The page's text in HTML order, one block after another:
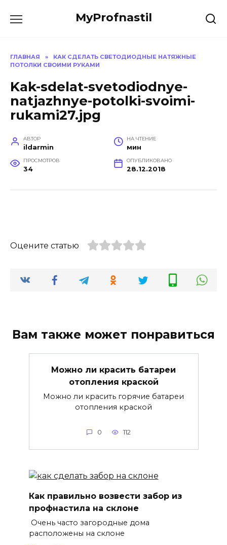
MyProfnastil
ГЛАВНАЯ »
КАК СДЕЛАТЬ СВЕТОДИОДНЫЕ НАТЯЖНЫЕ
ПОТОЛКИ СВОИМИ РУКАМИ
Kak-sdelat-svetodiodnye-
natjazhnye-potolki-svoimi-
rukami27.jpg
АВТОР
ildarmin
НА ЧТЕНИЕ
мин
ПРОСМОТРОВ
34
ОПУБЛИКОВАНО
28.12.2018
Оцените статью
Вам также может понравиться
Можно ли красить батареи
отопления краской
Можно ли красить горячие батареи
отопления краской
0 112
Как правильно возвести забор из
профнастила на склоне
Очень часто загородные дома
расположены на склоне